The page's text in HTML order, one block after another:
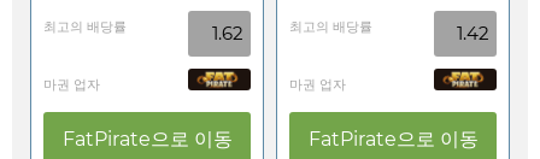
최고의 배당률 1.62
마권 업자
FatPirate으로 이동
최고의 배당률 1.42
마권 업자
FatPirate으로 이동